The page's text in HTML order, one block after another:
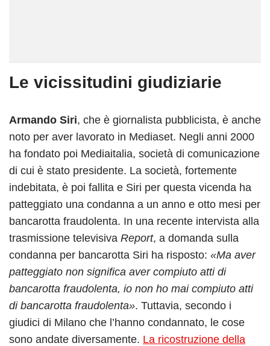
Le vicissitudini giudiziarie
Armando Siri, che è giornalista pubblicista, è anche
noto per aver lavorato in Mediaset. Negli anni 2000
ha fondato poi Mediaitalia, società di comunicazione
di cui è stato presidente. La società, fortemente
indebitata, è poi fallita e Siri per questa vicenda ha
patteggiato una condanna a un anno e otto mesi per
bancarotta fraudolenta. In una recente intervista alla
trasmissione televisiva Report, a domanda sulla
condanna per bancarotta Siri ha risposto: «Ma aver
patteggiato non significa aver compiuto atti di
bancarotta fraudolenta, io non ho mai compiuto atti
di bancarotta fraudolenta». Tuttavia, secondo i
giudici di Milano che l’hanno condannato, le cose
sono andate diversamente. La ricostruzione della